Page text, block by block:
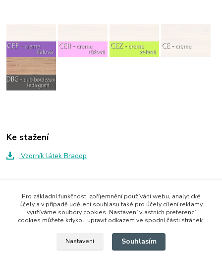
Ke stažení
Vzorník látek Bradop
Zboží zařazeno v kategoriích
Dětský pokoj CASPER
Pro základní funkčnost, zpříjemnění používání webu, analytické
účely a v případě udělení souhlasu také pro účely cílení reklamy
využíváme soubory cookies. Nastavení vlastních preferencí
cookies můžete kdykoli upravit odkazem ve spodní části stránek.
Nastavení Souhlasím